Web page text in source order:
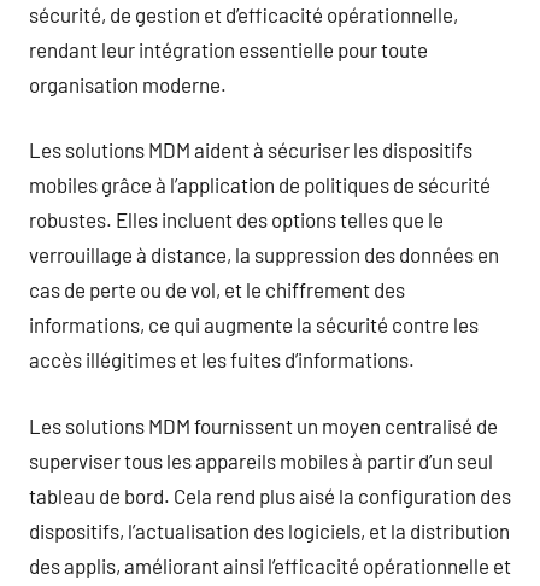
sécurité, de gestion et d’efficacité opérationnelle,
rendant leur intégration essentielle pour toute
organisation moderne.
Les solutions MDM aident à sécuriser les dispositifs
mobiles grâce à l’application de politiques de sécurité
robustes. Elles incluent des options telles que le
verrouillage à distance, la suppression des données en
cas de perte ou de vol, et le chiffrement des
informations, ce qui augmente la sécurité contre les
accès illégitimes et les fuites d’informations.
Les solutions MDM fournissent un moyen centralisé de
superviser tous les appareils mobiles à partir d’un seul
tableau de bord. Cela rend plus aisé la configuration des
dispositifs, l’actualisation des logiciels, et la distribution
des applis, améliorant ainsi l’efficacité opérationnelle et